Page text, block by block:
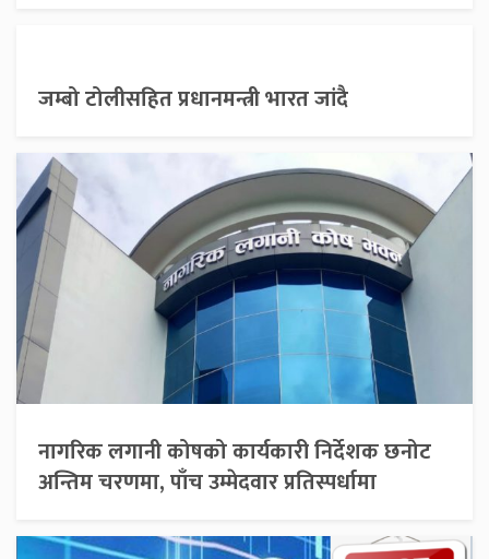
जम्बो टोलीसहित प्रधानमन्त्री भारत जांदै
नागरिक लगानी कोषको कार्यकारी निर्देशक छनोट
अन्तिम चरणमा, पाँच उम्मेदवार प्रतिस्पर्धामा